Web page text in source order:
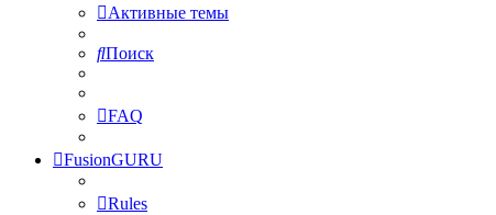
Активные темы
Поиск
FAQ
FusionGURU
Rules